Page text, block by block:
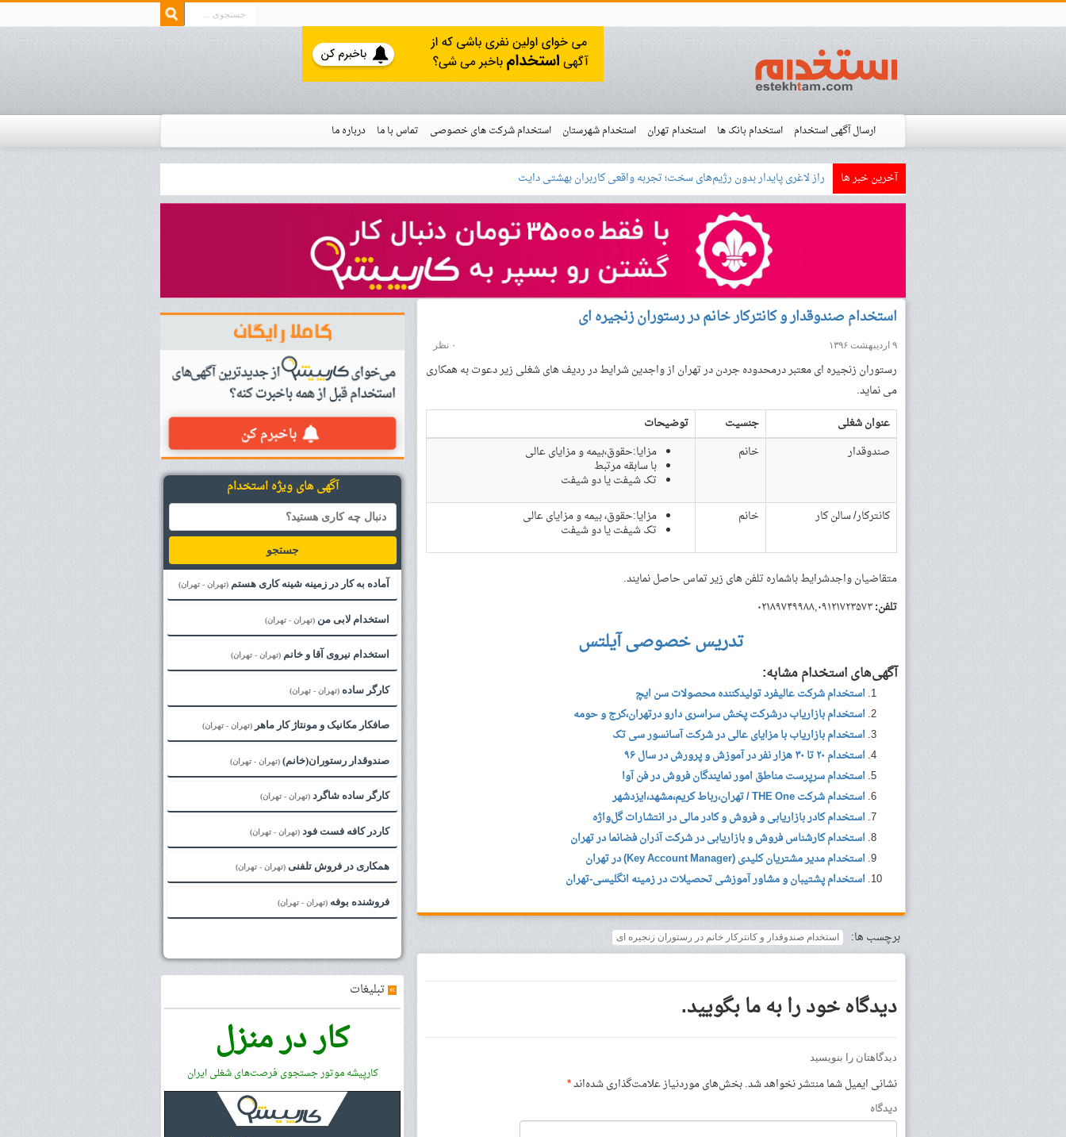
ارسال آگهی استخدام استخدام بانک ها استخدام تهران استخدام شهرستان استخدام شرکت های خصوصی تماس با ما
درباره ما
نوار زمان استخدام
استخدام شده ها
آموزش فروشگاه استخدام
آخرین خبر ها بازار کار زبان آلمانی چگونه
استخدام صندوقدار و کانترکار خانم در رستوران زنجیره ای
۹ اردیبهشت ۱۳۹۶ ۰ نظر
رستوران زنجیره ای معتبر درمحدوده جردن در تهران از واجدین شرایط در ردیف های شغلی زیر دعوت به همکاری
می نماید.
عنوان شغلی
جنسیت
توضیحات
صندوقدار
خانم مزایا:حقوق،بیمه و مزایای عالی
با سابقه مرتبط
تک شیفت یا دو شیفت
کانترکار/ سالن کار
خانم مزایا:حقوق، بیمه و مزایای عالی
تک شیفت یا دو شیفت
متقاضیان واجدشرایط باشماره تلفن های زیر تماس حاصل نمایند.
تلفن:۰۲۱۸۹۷۴۹۹۸۸,۰۹۱۲۱۷۲۳۵۷۳
تدریس خصوصی آیلتس
آگهی‌های استخدام مشابه:
استخدام شرکت عالیفرد تولیدکننده محصولات سن ایچ
استخدام بازاریاب درشرکت پخش سراسری دارو درتهران،کرج و حومه
استخدام بازاریاب با مزایای عالی در شرکت آسانسور سی تک
استخدام ۲۰ تا ۳۰ هزار نفر در آموزش و پرورش در سال ۹۶
استخدام سرپرست مناطق امور نمایندگان فروش در فن آوا
استخدام شرکت THE One / تهران،رباط کریم،مشهد،ایزدشهر
استخدام کادر بازاریابی و فروش و کادر مالی در انتشارات گل‌واژه
استخدام کارشناس فروش و بازاریابی در شرکت آذران فضانما در تهران
استخدام مدیر مشتریان کلیدی (Key Account Manager) در تهران
استخدام پشتیبان و مشاور آموزشی تحصیلات در زمینه انگلیسی-تهران
برچسب ها: استخدام صندوقدار و کانترکار خانم در رستوران زنجیره ای
دیدگاه خود را به ما بگویید.
دیدگاهتان را بنویسید
نشانی ایمیل شما منتشر نخواهد شد.بخش‌های موردنیاز علامت‌گذاری شده‌اند*
دیدگاه
آگهی های ویژه استخدام
جستجو
آماده به کار در زمینه شینه کاری هستم (تهران - تهران)
استخدام لابی من (تهران - تهران)
استخدام نیروی آقا و خانم (تهران - تهران)
کارگر ساده (تهران - تهران)
صافکار مکانیک و مونتاژ کار ماهر (تهران - تهران)
صندوقدار رستوران(خانم) (تهران - تهران)
کارگر ساده شاگرد (تهران - تهران)
کاردر کافه فست فود (تهران - تهران)
همکاری در فروش تلفنی (تهران - تهران)
فروشنده بوفه (تهران - تهران)
»تبلیغات
کار در منزل
کارپیشه موتور جستجوی فرصت‌های شغلی ایران